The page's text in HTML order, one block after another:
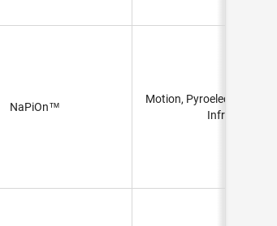
NaPiOn™
Motion, Pyroelectric, PIR
Infrared)